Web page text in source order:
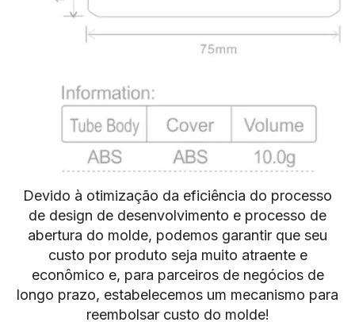
Devido à otimização da eficiência do processo
de design de desenvolvimento e processo de
abertura do molde, podemos garantir que seu
custo por produto seja muito atraente e
econômico e, para parceiros de negócios de
longo prazo, estabelecemos um mecanismo para
reembolsar custo do molde!